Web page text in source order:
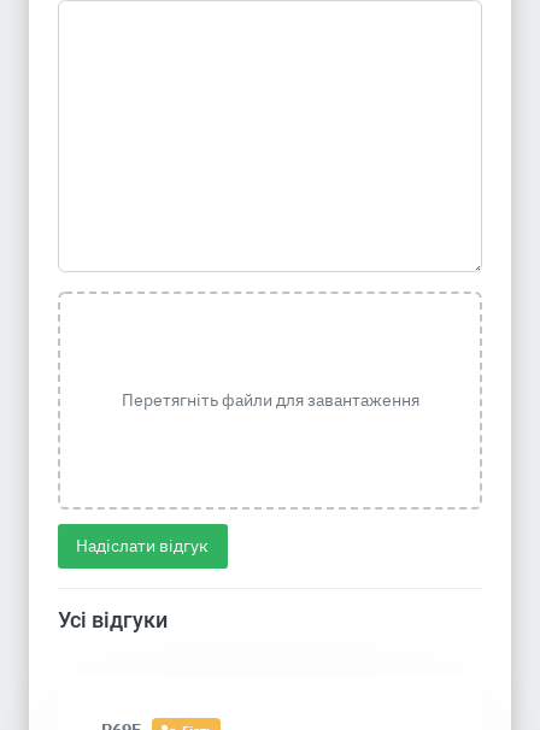
Перетягніть файли для завантаження
Надіслати відгук
Усі відгуки